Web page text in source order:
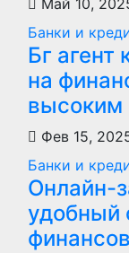
Май 10,
Банки и
Бг агент
на
высоким
Фев 15,
Банки и
Онлайн-
удобный